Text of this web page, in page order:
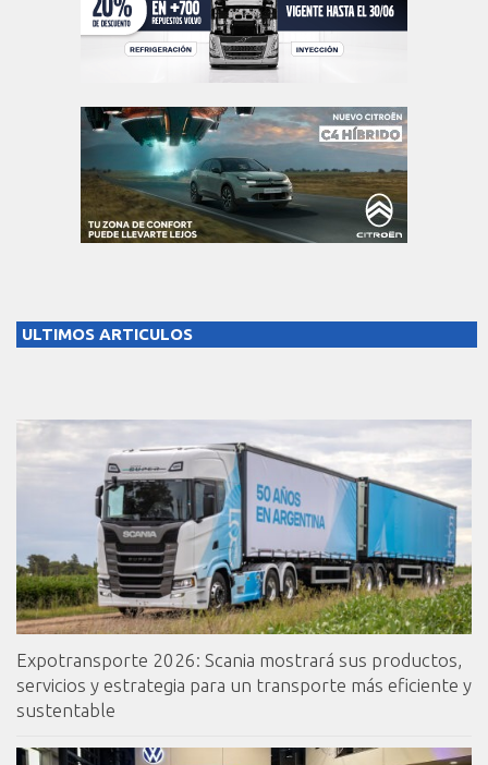
ULTIMOS ARTICULOS
Expotransporte 2026: Scania mostrará sus productos,
servicios y estrategia para un transporte más eficiente y
sustentable